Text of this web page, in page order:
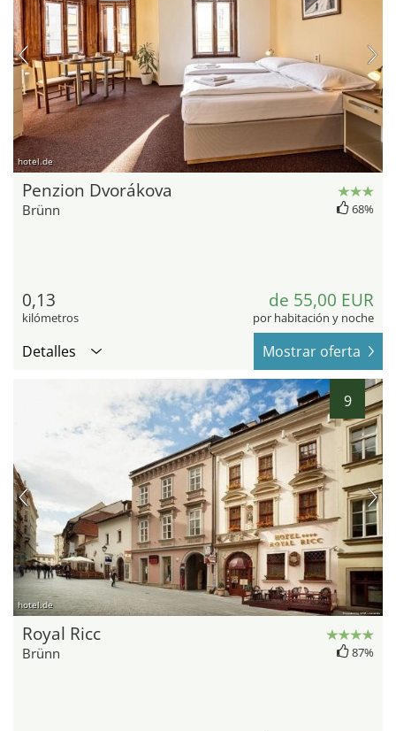
hotel.de
Penzion Dvorákova
Brünn 68%
0,13
kilómetros
de 55,00 EUR
por habitación y noche
Detalles Mostrar oferta
9
hotel.de
Royal Ricc
Brünn 87%